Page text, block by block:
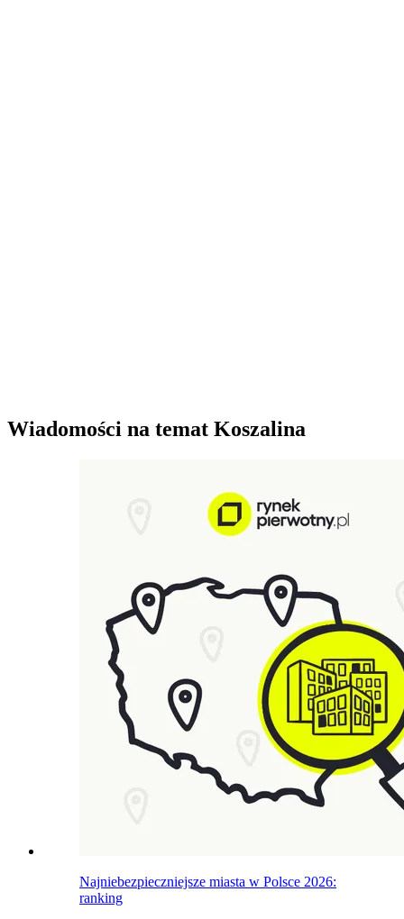
Wiadomości na temat Koszalina
Najniebezpieczniejsze miasta w Polsce 2026:
ranking